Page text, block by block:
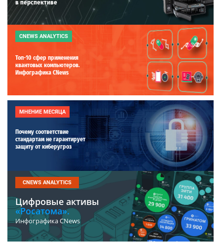
в перспективе
CNEWS ANALYTICS
Топ-10 сфер применения
квантовых компьютеров.
Инфографика CNews
МНЕНИЕ МЕСЯЦА
Почему соответствие
стандартам не гарантирует
защиту от киберугроз
CNEWS ANALYTICS
Цифровые активы
«Росатома».
Инфографика CNews